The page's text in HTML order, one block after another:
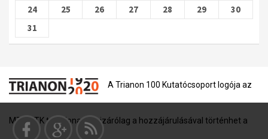
24
25 26 27 28 29
30
31
A Trianon 100 Kutatócsoport logója az
MTA BTK tulajdona, és kizárólag a hozzájárulásával történhet a